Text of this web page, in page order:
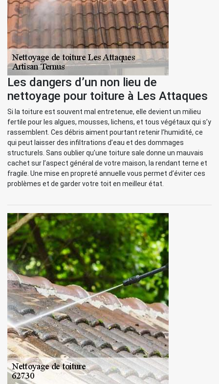
Les dangers d’un non lieu de
nettoyage pour toiture à Les Attaques
Si la toiture est souvent mal entretenue, elle devient un milieu
fertile pour les algues, mousses, lichens, et tous végétaux qui s’y
rassemblent. Ces débris aiment pourtant retenir l’humidité, ce
qui peut laisser des infiltrations d’eau et des dommages
structurels. Sans oublier qu’une toiture sale donne un mauvais
cachet sur l’aspect général de votre maison, la rendant terne et
fragile. Une mise en propreté annuelle vous permet d’éviter ces
problèmes et de garder votre toit en meilleur état.